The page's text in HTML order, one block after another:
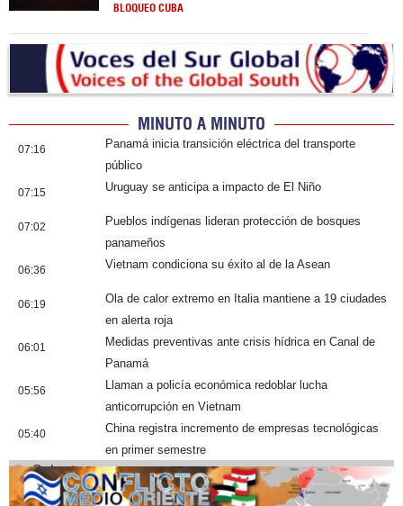
BLOQUEO CUBA
MINUTO A MINUTO
07:16
Panamá inicia transición eléctrica del transporte
público
07:15 Uruguay se anticipa a impacto de El Niño
07:02
Pueblos indígenas lideran protección de bosques
panameños
06:36 Vietnam condiciona su éxito al de la Asean
06:19
Ola de calor extremo en Italia mantiene a 19 ciudades
en alerta roja
06:01
Medidas preventivas ante crisis hídrica en Canal de
Panamá
05:56
Llaman a policía económica redoblar lucha
anticorrupción en Vietnam
05:40
China registra incremento de empresas tecnológicas
en primer semestre
Cobertura